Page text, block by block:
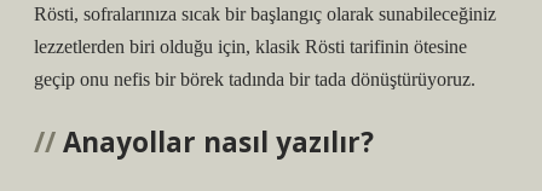
Rösti, sofralarınıza sıcak bir başlangıç ​​olarak sunabileceğiniz
lezzetlerden biri olduğu için, klasik Rösti tarifinin ötesine
geçip onu nefis bir börek tadında bir tada dönüştürüyoruz.
Anayollar nasıl yazılır?